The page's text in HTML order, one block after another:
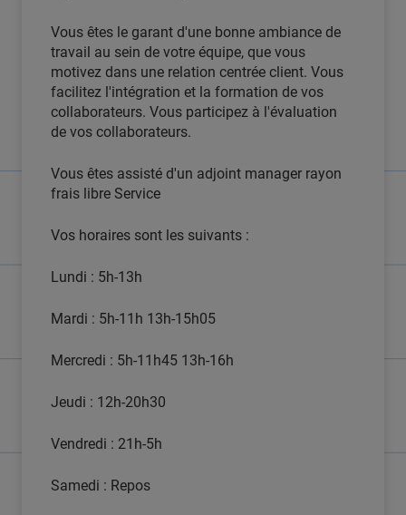
Vous êtes le garant d'une bonne ambiance de
travail au sein de votre équipe, que vous
motivez dans une relation centrée client. Vous
facilitez l'intégration et la formation de vos
collaborateurs. Vous participez à l'évaluation
de vos collaborateurs.
Vous êtes assisté d'un adjoint manager rayon
frais libre Service
Vos horaires sont les suivants :
Lundi : 5h-13h
Mardi : 5h-11h 13h-15h05
Mercredi : 5h-11h45 13h-16h
Jeudi : 12h-20h30
Vendredi : 21h-5h
Samedi : Repos